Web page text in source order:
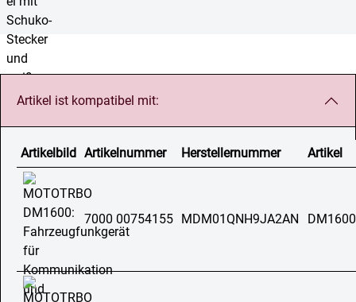
Artikel ist kompatibel mit:
Artikelbild Artikelnummer Herstellernummer Artikel
7000 00754155 MDM01QNH9JA2AN